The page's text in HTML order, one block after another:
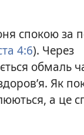
спокою за
4:6). Через
обмаль
Як
а це